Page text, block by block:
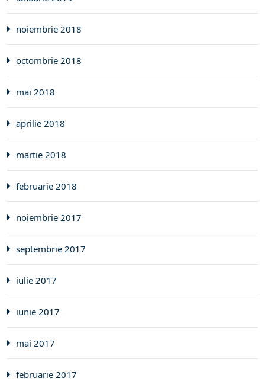
noiembrie 2018
octombrie 2018
mai 2018
aprilie 2018
martie 2018
februarie 2018
noiembrie 2017
septembrie 2017
iulie 2017
iunie 2017
mai 2017
februarie 2017